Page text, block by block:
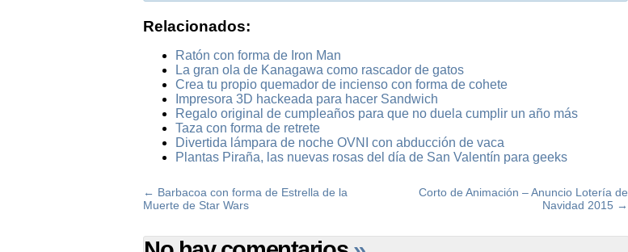
Relacionados:
Ratón con forma de Iron Man
La gran ola de Kanagawa como rascador de gatos
Crea tu propio quemador de incienso con forma de cohete
Impresora 3D hackeada para hacer Sandwich
Regalo original de cumpleaños para que no duela cumplir un año más
Taza con forma de retrete
Divertida lámpara de noche OVNI con abducción de vaca
Plantas Piraña, las nuevas rosas del día de San Valentín para geeks
Corto de Animación – Anuncio Lotería de
Navidad 2015 →
← Barbacoa con forma de Estrella de la
Muerte de Star Wars